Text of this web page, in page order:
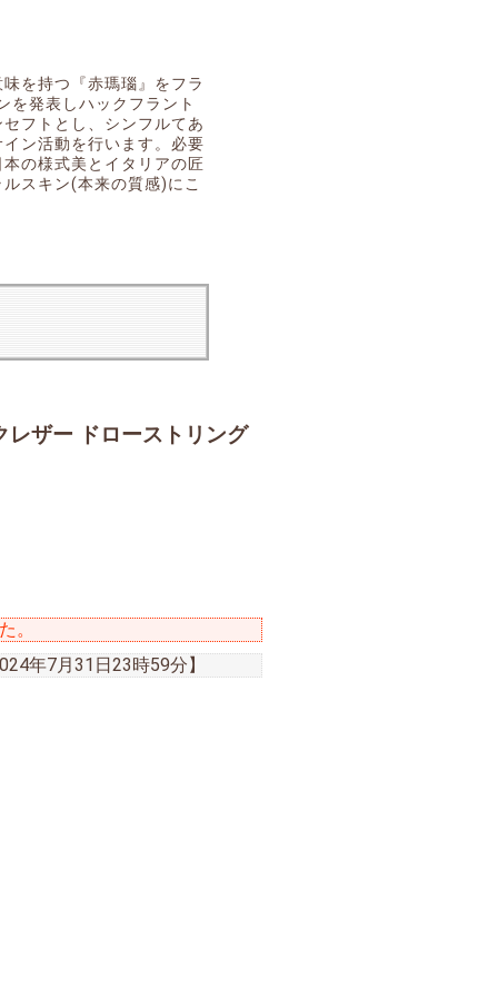
を持つ『赤瑪瑙』をフラ
を発表しハックフラント
フトとし、シンフルてあ
ン活動を行います。必要
の様式美とイタリアの匠
スキン(本来の質感)にこ
レザー ドローストリング
。
年7月31日23時59分 】